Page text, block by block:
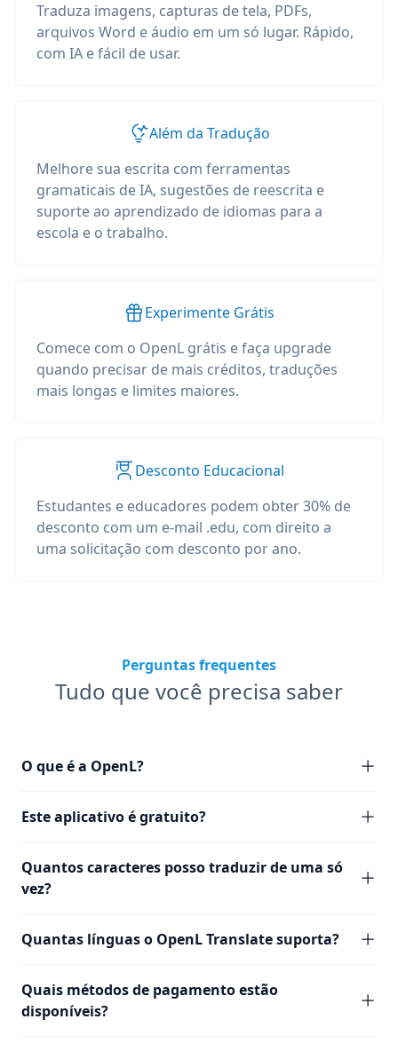
Traduza imagens, capturas de tela, PDFs,
arquivos Word e áudio em um só lugar. Rápido,
com IA e fácil de usar.
Além da Tradução
Melhore sua escrita com ferramentas
gramaticais de IA, sugestões de reescrita e
suporte ao aprendizado de idiomas para a
escola e o trabalho.
Experimente Grátis
Comece com o OpenL grátis e faça upgrade
quando precisar de mais créditos, traduções
mais longas e limites maiores.
Desconto Educacional
Estudantes e educadores podem obter 30% de
desconto com um e-mail .edu, com direito a
uma solicitação com desconto por ano.
Perguntas frequentes
Tudo que você precisa saber
O que é a OpenL?
Este aplicativo é gratuito?
Quantos caracteres posso traduzir de uma só
vez?
Quantas línguas o OpenL Translate suporta?
Quais métodos de pagamento estão
disponíveis?